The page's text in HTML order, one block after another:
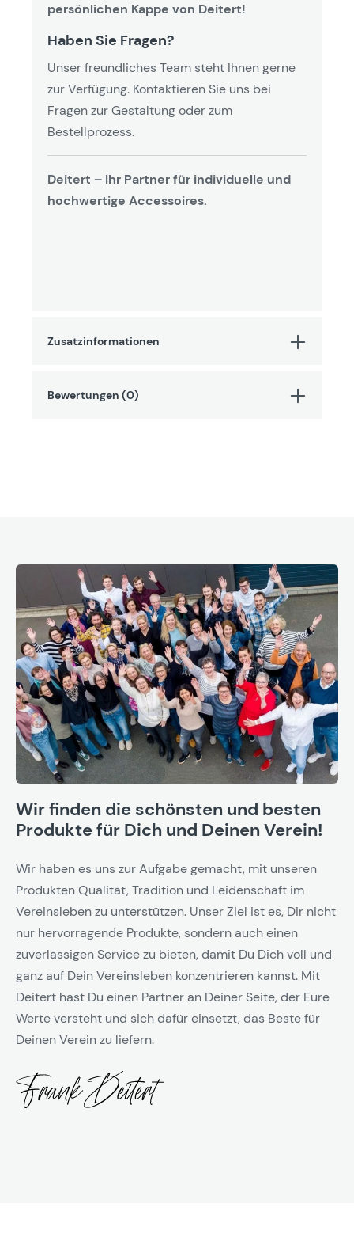
persönlichen Kappe von Deitert!
Haben Sie Fragen?
Unser freundliches Team steht Ihnen gerne
zur Verfügung. Kontaktieren Sie uns bei
Fragen zur Gestaltung oder zum
Bestellprozess.
Deitert – Ihr Partner für individuelle und
hochwertige Accessoires.
Zusatzinformationen
Bewertungen (0)
Wir finden die schönsten und besten
Produkte für Dich und Deinen Verein!
Wir haben es uns zur Aufgabe gemacht, mit unseren
Produkten Qualität, Tradition und Leidenschaft im
Vereinsleben zu unterstützen. Unser Ziel ist es, Dir nicht
nur hervorragende Produkte, sondern auch einen
zuverlässigen Service zu bieten, damit Du Dich voll und
ganz auf Dein Vereinsleben konzentrieren kannst. Mit
Deitert hast Du einen Partner an Deiner Seite, der Eure
Werte versteht und sich dafür einsetzt, das Beste für
Deinen Verein zu liefern.